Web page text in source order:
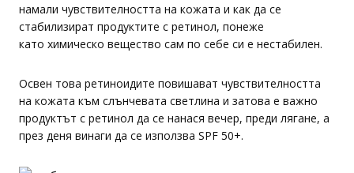
намали чувствителността на кожата и как да се
стабилизират продуктите с ретинол, понеже
като химическо вещество сам по себе си е нестабилен.
Освен това ретиноидите повишават чувствителността
на кожата към слънчевата светлина и затова е важно
продуктът с ретинол да се нанася вечер, преди лягане, а
през деня винаги да се използва SPF 50+.